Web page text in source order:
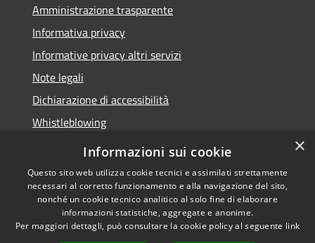
Amministrazione trasparente
Informativa privacy
Informative privacy altri servizi
Note legali
Dichiarazione di accessibilità
Whistleblowing
RSS
Accessibilità
Privacy
Copyright © 2026 • Comune di
Bussolengo • Powered by
Municipium•Accesso
×
Informazioni sui cookie
Questo sito web utilizza cookie tecnici e assimilati strettamente
necessari al corretto funzionamento e alla navigazione del sito,
nonché un cookie tecnico analitico al solo fine di elaborare
informazioni statistiche, aggregate e anonime.
Per maggiori dettagli, può consultare la cookie policy al seguente link